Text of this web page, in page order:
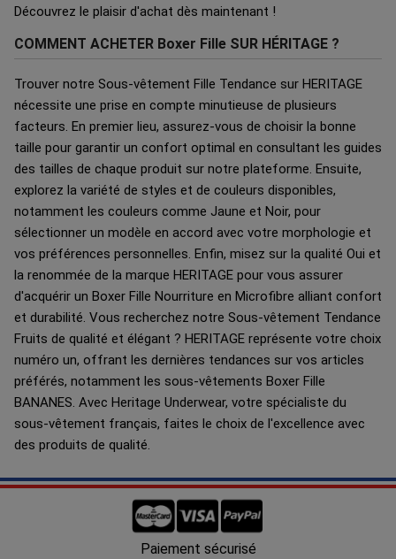
Découvrez le plaisir d'achat dès maintenant !
COMMENT ACHETER Boxer Fille SUR HÉRITAGE ?
Trouver notre Sous-vêtement Fille Tendance sur HERITAGE
nécessite une prise en compte minutieuse de plusieurs
facteurs. En premier lieu, assurez-vous de choisir la bonne
taille pour garantir un confort optimal en consultant les guides
des tailles de chaque produit sur notre plateforme. Ensuite,
explorez la variété de styles et de couleurs disponibles,
notamment les couleurs comme Jaune et Noir, pour
sélectionner un modèle en accord avec votre morphologie et
vos préférences personnelles. Enfin, misez sur la qualité Oui et
la renommée de la marque HERITAGE pour vous assurer
d'acquérir un Boxer Fille Nourriture en Microfibre alliant confort
et durabilité. Vous recherchez notre Sous-vêtement Tendance
Fruits de qualité et élégant ? HERITAGE représente votre choix
numéro un, offrant les dernières tendances sur vos articles
préférés, notamment les sous-vêtements Boxer Fille
BANANES. Avec Heritage Underwear, votre spécialiste du
sous-vêtement français, faites le choix de l'excellence avec
des produits de qualité.
Livraison offerte en France à partir de 80€ d'achats.